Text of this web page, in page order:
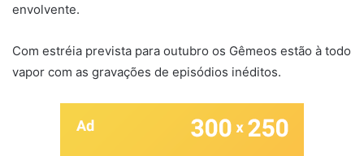
envolvente.
Com estréia prevista para outubro os Gêmeos estão à todo
vapor com as gravações de episódios inéditos.